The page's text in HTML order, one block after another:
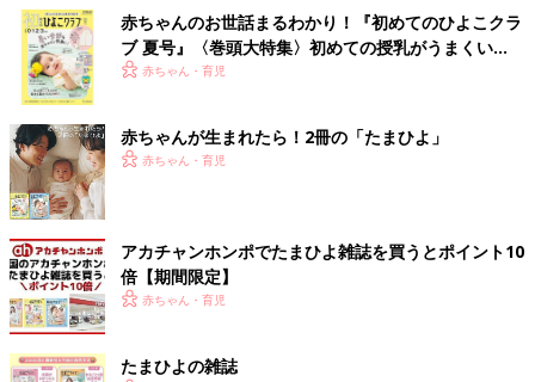
赤ちゃんのお世話まるわかり！『初めてのひよこクラ
ブ 夏号』〈巻頭大特集〉初めての授乳がうまくい
く！ おっぱい・ミルクの基本と夏のトラブル 解決テ
赤ちゃん・育児
赤ちゃんが生まれたら！2冊の「たまひよ」
赤ちゃん・育児
アカチャンホンポでたまひよ雑誌を買うとポイント10
倍【期間限定】
赤ちゃん・育児
たまひよの雑誌